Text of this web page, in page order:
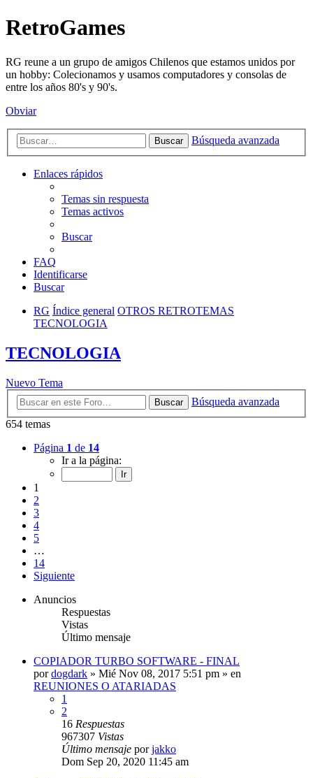
RetroGames
RG reune a un grupo de amigos Chilenos que estamos unidos por
un hobby: Colecionamos y usamos computadores y consolas de
entre los años 80's y 90's.
Obviar
Buscar Búsqueda avanzada
Enlaces rápidos
Temas sin respuesta
Temas activos
Buscar
FAQ
Identificarse
Buscar
RG Índice general OTROS RETROTEMAS
TECNOLOGIA
TECNOLOGIA
Nuevo Tema
Buscar
Búsqueda avanzada
654 temas
Página 1 de 14
Ir a la página:
1
2
3
4
5
…
14
Siguiente
Anuncios
Respuestas
Vistas
Último mensaje
COPIADOR TURBO SOFTWARE - FINAL
pordogdark » Mié Nov 08, 2017 5:51 pm » en
REUNIONES O ATARIADAS
1
2
16 Respuestas
967307 Vistas
Último mensaje porjakko
Dom Sep 20, 2020 11:45 am